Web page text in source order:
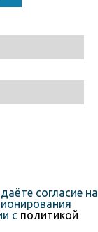
согласие на
с политикой